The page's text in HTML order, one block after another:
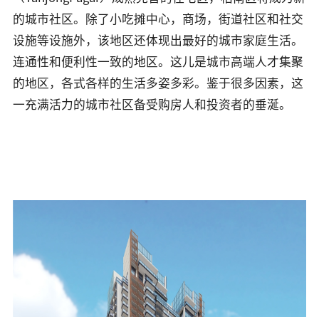
的城市社区。除了小吃摊中心，商场，街道社区和社交
设施等设施外，该地区还体现出最好的城市家庭生活。
连通性和便利性一致的地区。这儿是城市高端人才集聚
的地区，各式各样的生活多姿多彩。鉴于很多因素，这
一充满活力的城市社区备受购房人和投资者的垂涎。